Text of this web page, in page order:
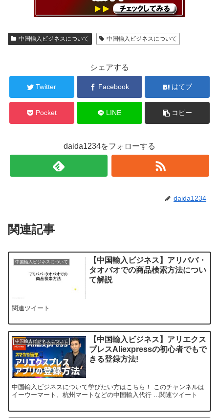
中国輸入ビジネスについて 中国輸入ビジネスについて
シェアする
Twitter Facebook はてブ
Pocket LINE コピー
daida1234をフォローする
daida1234
関連記事
中国輸入ビジネスについて
【中国輸入ビジネス】アリババ・
タオバオでの商品検索方法につい
て解説
関連ツイート
中国輸入ビジネスについて
【中国輸入ビジネス】アリエクス
プレスAliexpressの初心者でもで
きる登録方法!
中国輸入ビジネスについて学びたい方はこちら！ このチャンネルは
イーウーマート、杭州マートなどの中国輸入代行 ...関連ツイート